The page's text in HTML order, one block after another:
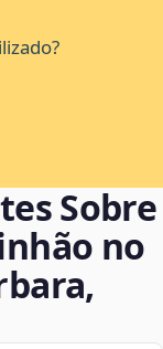
Sobre
no